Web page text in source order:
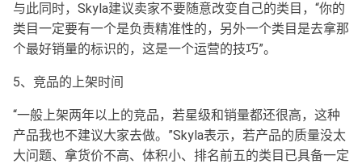
与此同时，Skyla建议卖家不要随意改变自己的类目，“你的
类目一定要有一个是负责精准性的，另外一个类目是去拿那
个最好销量的标识的，这是一个运营的技巧”。
5、竞品的上架时间
“一般上架两年以上的竞品，若星级和销量都还很高，这种
产品我也不建议大家去做。”Skyla表示，若产品的质量没太
大问题、拿货价不高、体积小、排名前五的类目已具备一定